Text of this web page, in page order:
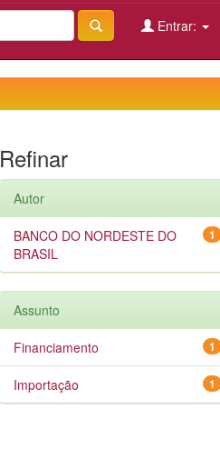
Entrar:
Refinar
Autor
1
BANCO DO NORDESTE DO
BRASIL
Assunto
1
Financiamento
1
Importação